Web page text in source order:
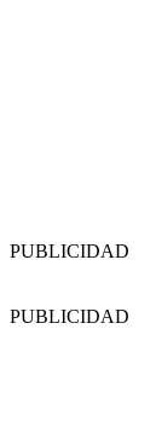
PUBLICIDAD
PUBLICIDAD